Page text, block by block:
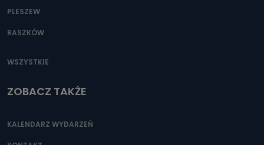
PLESZEW
RASZKÓW
WSZYSTKIE
ZOBACZ TAKŻE
KALENDARZ WYDARZEŃ